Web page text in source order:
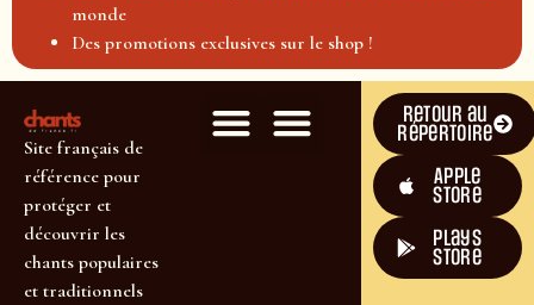
monde
Des promotions exclusives sur le shop !
Site français de
référence pour
protéger et
découvrir les
chants populaires
et traditionnels
Retour au
répertoire
Apple
Store
plays
store